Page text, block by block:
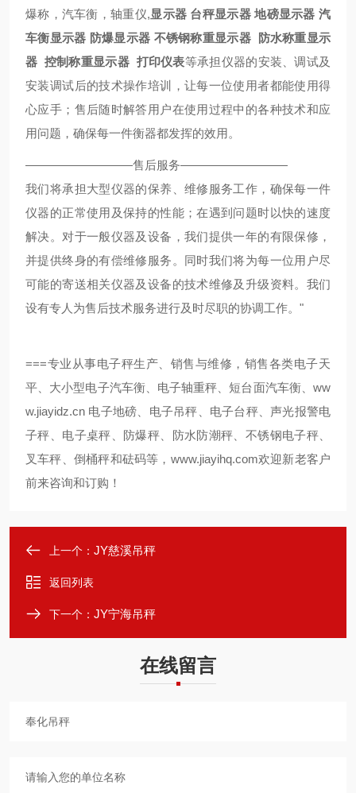
爆称，汽车衡，轴重仪,显示器 台秤显示器 地磅显示器 汽
车衡显示器 防爆显示器 不锈钢称重显示器
防水称重显示
器 控制称重显示器 打印仪表等承担仪器的安装、调试及
安装调试后的技术操作培训，让每一位使用者都能使用得
心应手；售后随时解答用户在使用过程中的各种技术和应
用问题，确保每一件衡器都发挥的效用。
—————————售后服务—————————
我们将承担大型仪器的保养、维修服务工作，确保每一件
仪器的正常使用及保持的性能；在遇到问题时以快的速度
解决。对于一般仪器及设备，我们提供一年的有限保修，
并提供终身的有偿维修服务。同时我们将为每一位用户尽
可能的寄送相关仪器及设备的技术维修及升级资料。我们
设有专人为售后技术服务进行及时尽职的协调工作。"
===专业从事电子秤生产、销售与维修，销售各类电子天
平、大小型电子汽车衡、电子轴重秤、短台面汽车衡、 ww
w.jiayidz.cn 电子地磅、电子吊秤、电子台秤、声光报警电
子秤、电子桌秤、防爆秤、防水防潮秤、不锈钢电子秤、
叉车秤、倒桶秤和砝码等， www.jiayihq.com欢迎新老客户
前来咨询和订购！
上一个： JY慈溪吊秤
返回列表
下一个： JY宁海吊秤
在线留言